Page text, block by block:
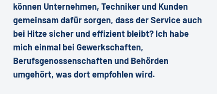
können Unternehmen, Techniker und Kunden
gemeinsam dafür sorgen, dass der Service auch
bei Hitze sicher und effizient bleibt? Ich habe
mich einmal bei Gewerkschaften,
Berufsgenossenschaften und Behörden
umgehört, was dort empfohlen wird.